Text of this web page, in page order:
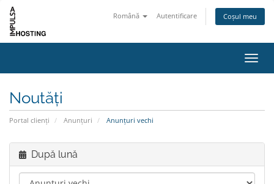
Română Autentificare Coșul meu
Noutăți
Portal clienți Anunțuri Anunțuri vechi
După lună